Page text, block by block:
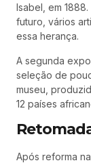
Isabel, em
futuro, vários
essa herança.
A segunda
seleção de
museu,
12 países
Após reforma